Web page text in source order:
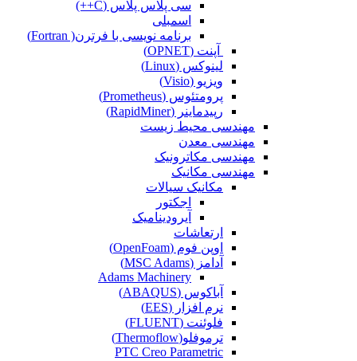
سی پلاس پلاس (C++)
اسمبلی
برنامه نویسی با فرترن( Fortran)
آپنت (OPNET)
لینوکس (Linux)
ویزیو (Visio)
پرومتئوس (Prometheus)
رپیدماینر (RapidMiner)
مهندسی محیط زیست
مهندسی معدن
مهندسی مکاترونیک
مهندسی مکانیک
مکانیک سیالات
اجکتور
آیرودینامیک
ارتعاشات
اوپن فوم (OpenFoam)
آدامز (MSC Adams)
Adams Machinery
آباکوس (ABAQUS)
نرم افزار (EES)
فلوئنت (FLUENT)
ترموفلو(Thermoflow)
PTC Creo Parametric